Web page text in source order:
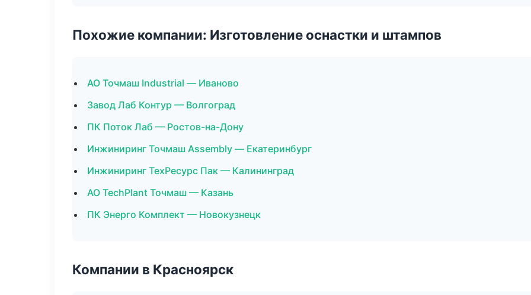
Похожие компании: Изготовление оснастки и штампов
АО Точмаш Industrial — Иваново
Завод Лаб Контур — Волгоград
ПК Поток Лаб — Ростов-на-Дону
Инжиниринг Точмаш Assembly — Екатеринбург
Инжиниринг ТехРесурс Пак — Калининград
АО TechPlant Точмаш — Казань
ПК Энерго Комплект — Новокузнецк
Компании в Красноярск